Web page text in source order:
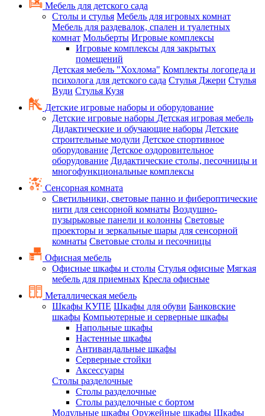
Мебель для детского сада
Столы и стулья Мебель для игровых комнат
Мебель для раздевалок, спален и туалетных
комнат Мольберты Игровые комплексы
Игровые комплексы для закрытых
помещений
Детская мебель "Хохлома" Комплекты логопеда и
психолога для детского сада Стулья Джери Стулья
Вуди Стулья Кузя
Детские игровые наборы и оборудование
Детские игровые наборы Детская игровая мебель
Дидактические и обучающие наборы Детские
строительные модули Детское спортивное
оборудование Детское оздоровительное
оборудование Дидактические столы, песочницы и
многофункциональные комплексы
Сенсорная комната
Светильники, световые панно и фибероптические
нити для сенсорной комнаты Воздушно-
пузырьковые панели и колонны Световые
проекторы и зеркальные шары для сенсорной
комнаты Световые столы и песочницы
Офисная мебель
Офисные шкафы и столы Стулья офисные Мягкая
мебель для приемных Кресла офисные
Металлическая мебель
Шкафы КУПЕ Шкафы для обуви Банковские
шкафы Компьютерные и серверные шкафы
Напольные шкафы
Настенные шкафы
Антивандальные шкафы
Серверные стойки
Аксессуары
Столы разделочные
Столы разделочные
Столы разделочные с бортом
Модульные шкафы Оружейные шкафы Шкафы